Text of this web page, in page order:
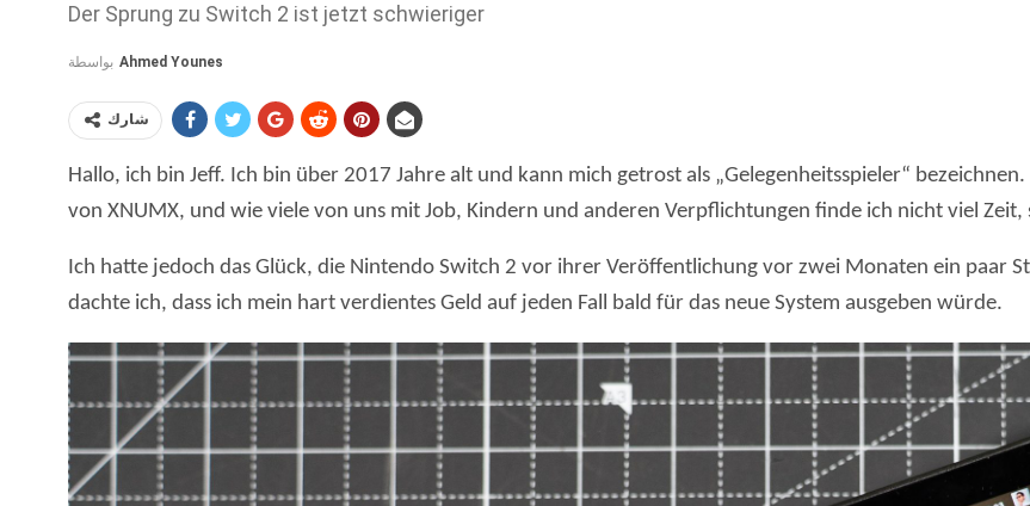
Der Sprung zu Switch 2 ist jetzt schwieriger
Ahmed Younes
شارك
Hallo, ich bin Jeff. Ich bin über 2017 Jahre alt und kann mich getrost als „Gelegenheitsspieler“
von XNUMX, und wie viele von uns mit Job, Kindern und anderen Verpflichtungen finde ich nicht viel Zeit,
Ich hatte jedoch das Glück, die Nintendo Switch 2 vor ihrer Veröffentlichung vor zwei Monaten ein paar
dachte ich, dass ich mein hart verdientes Geld auf jeden Fall bald für das neue System ausgeben würde.